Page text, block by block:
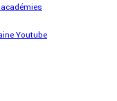
Youtube